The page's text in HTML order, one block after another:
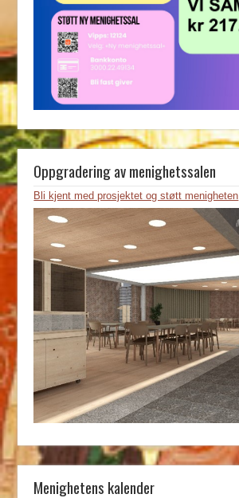
Oppgradering av menighetssalen
Bli kjent med prosjektet og støtt menigheten
Menighetens kalender